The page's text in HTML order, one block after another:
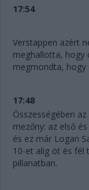
17:54
Verstappen azért
meghallotta, hogy
megmondta, hogy
17:48
Összességében
mezőny: az első
és ez már Logan
10-et alig öt és fél
pillanatban.